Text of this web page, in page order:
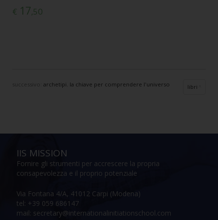
€ 17,50
archetipi. la chiave per comprendere l'universo libri
IIS MISSION
Fornire gli strumenti per accrescere la propria
consapevolezza e il proprio potenziale
Via Fontana 4/A, 41012 Carpi (Modena)
tel: +39 059 686147
mail: secretary@internationalinitiationschool.com